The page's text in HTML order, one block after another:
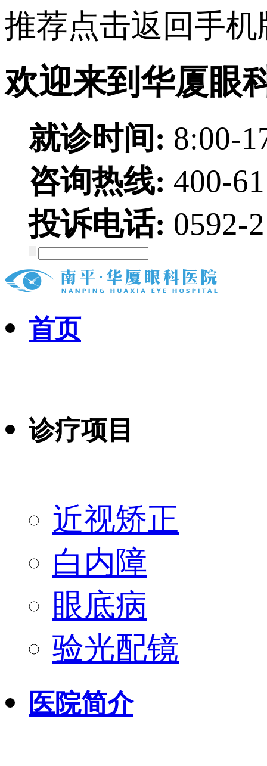
推荐点击返回手机
欢迎来到华厦眼
就诊时间: 8:00-
咨询热线: 400-
投诉电话: 0592-
首页
诊疗项目
近视矫正
白内障
眼底病
验光配镜
医院简介